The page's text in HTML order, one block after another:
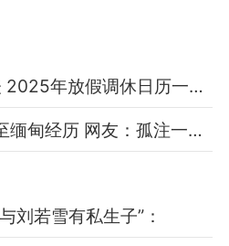
2025假期放假时间表 2025年放假调休日历一览表
中科院博士还原被骗至缅甸经历 网友：孤注一掷现实版
刘若雪有私生子”：